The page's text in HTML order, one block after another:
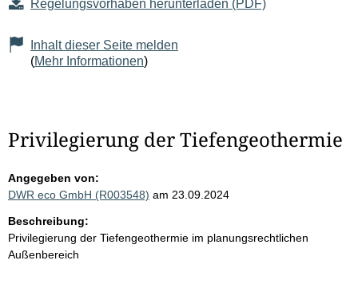
Regelungsvorhaben herunterladen (PDF)
Inhalt dieser Seite melden
(Mehr Informationen)
Privilegierung der Tiefengeothermie
Angegeben von:
DWR eco GmbH (R003548) am 23.09.2024
Beschreibung:
Privilegierung der Tiefengeothermie im planungsrechtlichen
Außenbereich